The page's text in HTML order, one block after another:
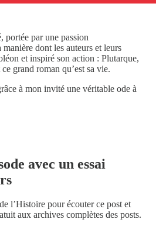
portée par une passion
dont les auteurs et leurs
et inspiré son action : Plutarque,
grand roman qu’est sa vie.
à mon invité une véritable ode à
avec un essai
l’Histoire pour écouter ce post et
aux archives complètes des posts.